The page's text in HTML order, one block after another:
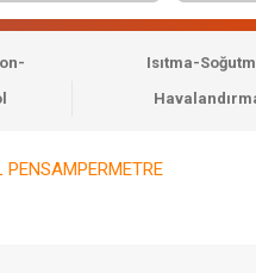
Isıtma-